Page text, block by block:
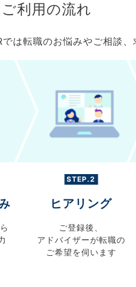
利用の流れ
は転職のお悩みやご相談
STEP.2
ヒアリング
ご登録後、
アドバイザーが転職の
ご希望を伺います